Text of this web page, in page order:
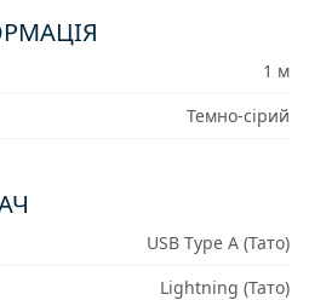
1 м
Темно-сірий
USB Type A (Тато)
Lightning (Тато)